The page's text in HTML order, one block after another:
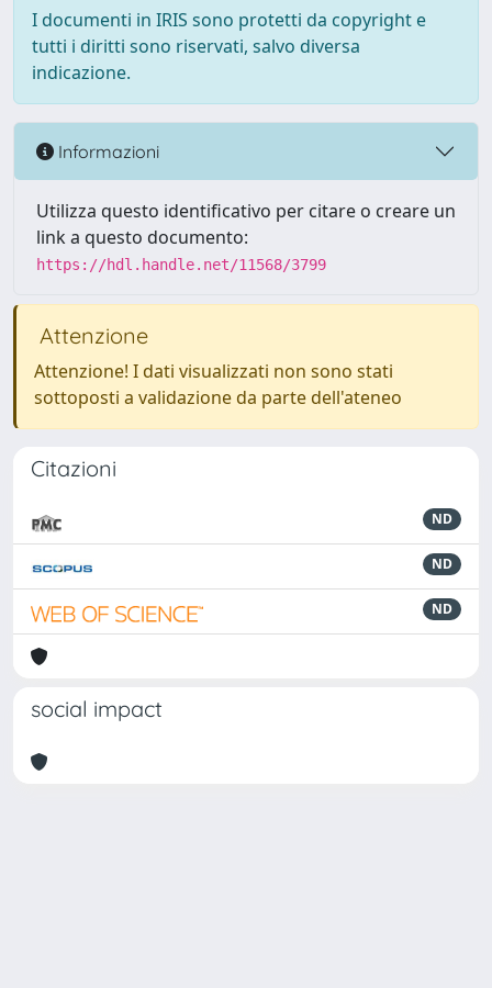
I documenti in IRIS sono protetti da copyright e
tutti i diritti sono riservati, salvo diversa
indicazione.
Informazioni
Utilizza questo identificativo per citare o creare un
link a questo documento:
https://hdl.handle.net/11568/3799
Attenzione
Attenzione! I dati visualizzati non sono stati
sottoposti a validazione da parte dell'ateneo
Citazioni
ND
ND
ND
social impact